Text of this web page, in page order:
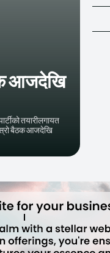
आजदेखि
तयारीलगायत
बैठक आजदेखि